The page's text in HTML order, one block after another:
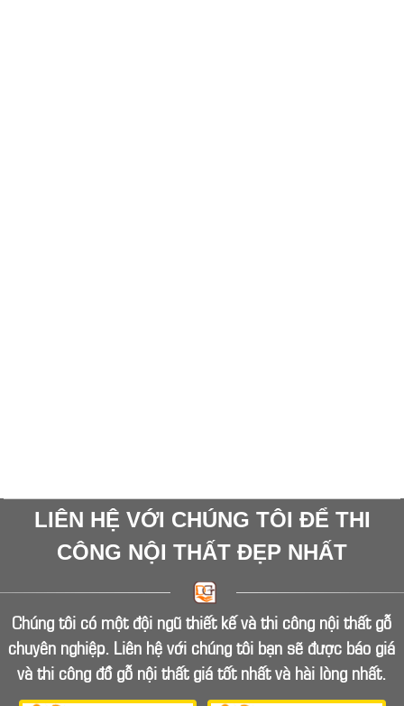
LIÊN HỆ VỚI CHÚNG TÔI ĐỂ THI
CÔNG NỘI THẤT ĐẸP NHẤT
Chúng tôi có một đội ngũ thiết kế và thi công nội thất gỗ
chuyên nghiệp. Liên hệ với chúng tôi bạn sẽ được báo giá
và thi công đồ gỗ nội thất giá tốt nhất và hài lòng nhất.